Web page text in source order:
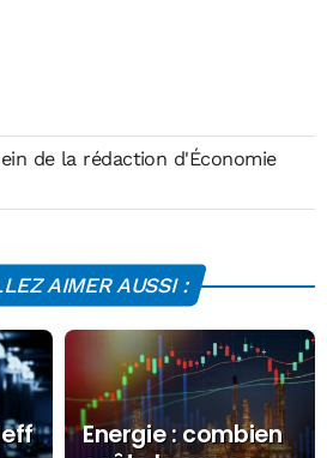
de la rédaction d'Économie
AIMER AUSSI :
Energie : combien